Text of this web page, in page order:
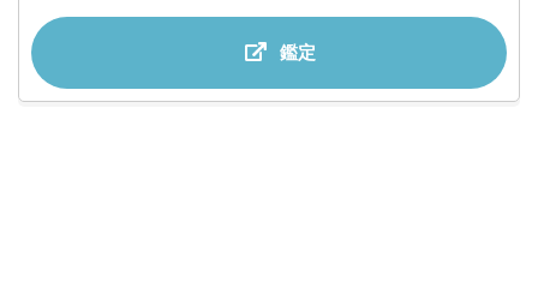
鑑定